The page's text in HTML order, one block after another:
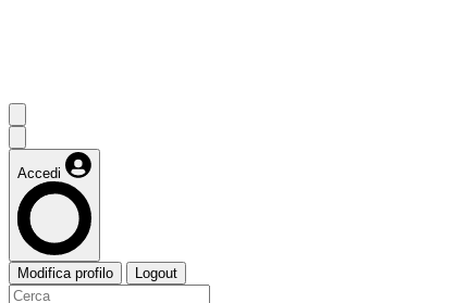
Accedi
Modifica profilo Logout